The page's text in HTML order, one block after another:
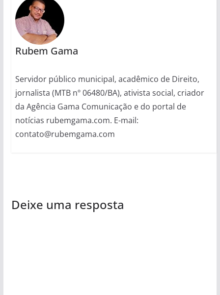
Rubem Gama
Servidor público municipal, acadêmico de Direito,
jornalista (MTB nº 06480/BA), ativista social, criador
da Agência Gama Comunicação e do portal de
notícias rubemgama.com. E-mail:
contato@rubemgama.com
Deixe uma resposta